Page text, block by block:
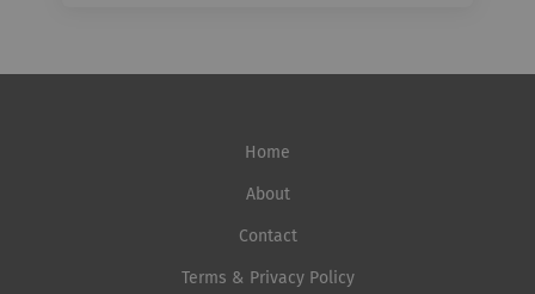
Home
About
Contact
Terms & Privacy Policy